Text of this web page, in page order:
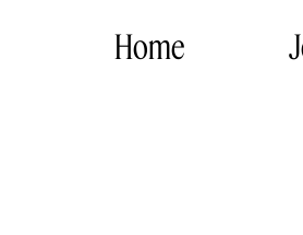
Home